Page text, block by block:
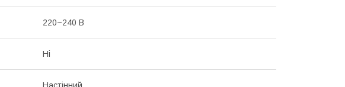
220~240 В
Ні
Настінний